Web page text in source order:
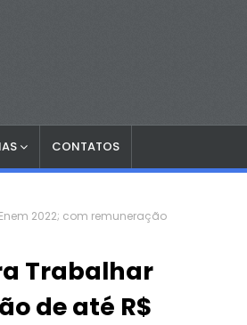
CONTATOS
2022; com remuneração
Trabalhar
de até R$